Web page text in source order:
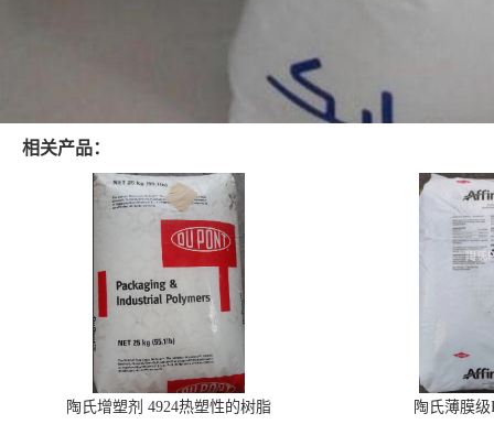
相关产品：
陶氏增塑剂 4924热塑性的树脂 陶氏薄膜级